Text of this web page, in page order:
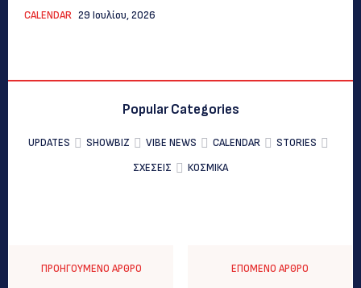
CALENDAR 29 Ιουλίου, 2026
Popular Categories
UPDATES SHOWBIZ VIBE NEWS CALENDAR
STORIES
ΣΧΕΣΕΙΣ
ΚΟΣΜΙΚΑ
ΠΡΟΗΓΟΎΜΕΝΟ ΆΡΘΡΟ ΕΠΌΜΕΝΟ ΆΡΘΡΟ